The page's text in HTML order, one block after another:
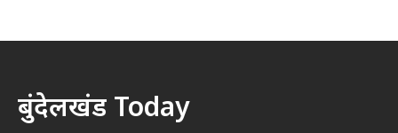
बुंदेलखंड Today